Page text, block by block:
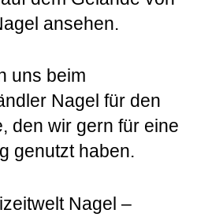
ansehen.
uns beim
Nagel für den
den wir gern für eine
genutzt haben.
Nagel –